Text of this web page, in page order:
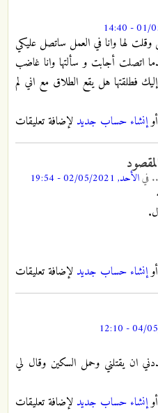
لها وانا في العمل ساتصل عليكي
اتصلت أجابت و سألتها وانا غاضب
فطلقتها هل يقع الطلاق مع اني لم
أوإنشاء حساب جديد لإضافة تعليقات
فيالأحد, 02/05/2021 - 19:54
أوإنشاء حساب جديد لإضافة تعليقات
ان يقتلني وحمل السكين وقال لي
أوإنشاء حساب جديد لإضافة تعليقات